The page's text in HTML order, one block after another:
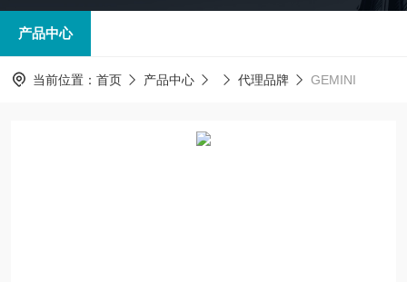
产品中心
当前位置： 首页 产品中心 代理品牌 GEMINI